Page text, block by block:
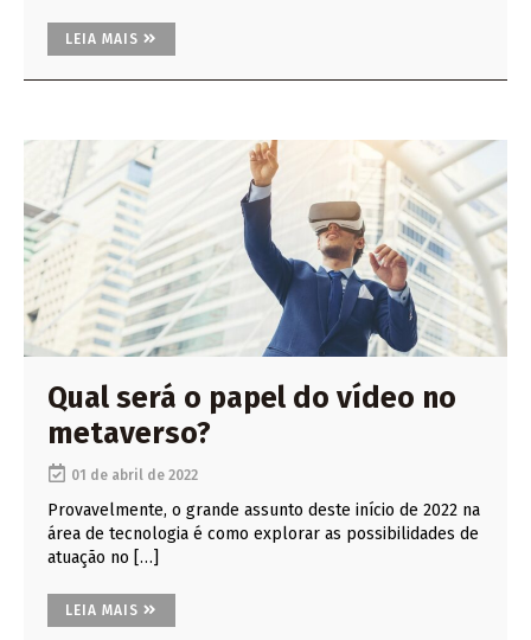
LEIA MAIS
Qual será o papel do vídeo no
metaverso?
01 de abril de 2022
Provavelmente, o grande assunto deste início de 2022 na
área de tecnologia é como explorar as possibilidades de
atuação no […]
LEIA MAIS